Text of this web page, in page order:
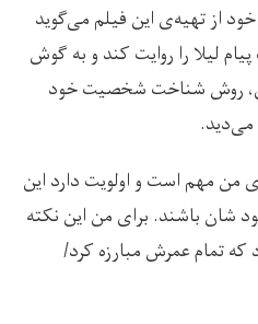
از تهیه‌ی این فیلم می‌گوید
لیلا را روایت کند و به گوش
روش شناخت شخصیت خود‌
می‌دید.
من مهم است و اولویت دارد این
شان باشند. برای من این نکته
تمام عمرش مبارزه کرد/